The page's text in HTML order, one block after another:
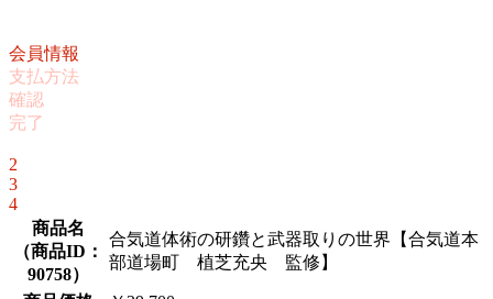
会員情報
支払方法
確認
完了
2
3
4
商品名
（商品ID：
90758）
合気道体術の研鑽と武器取りの世界【合気道本
部道場町 植芝充央 監修】